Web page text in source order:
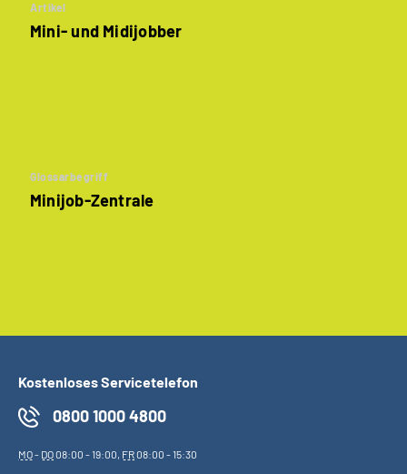
Artikel
Mini- und Midijobber
Glossarbegriff
Minijob-Zentrale
Kostenloses Servicetelefon
0800 1000 4800
MO- DO08:00 - 19:00, FR08:00 - 15:30